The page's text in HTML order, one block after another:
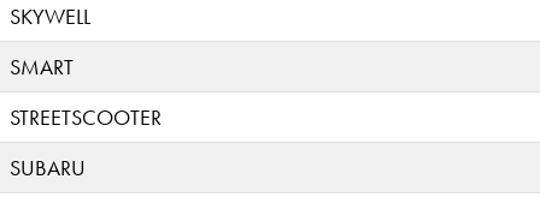
SKYWELL
SMART
STREETSCOOTER
SUBARU